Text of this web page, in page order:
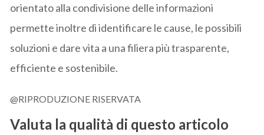
orientato alla condivisione delle informazioni
permette inoltre di identificare le cause, le possibili
soluzioni e dare vita a una filiera più trasparente,
efficiente e sostenibile.
@RIPRODUZIONE RISERVATA
Valuta la qualità di questo articolo